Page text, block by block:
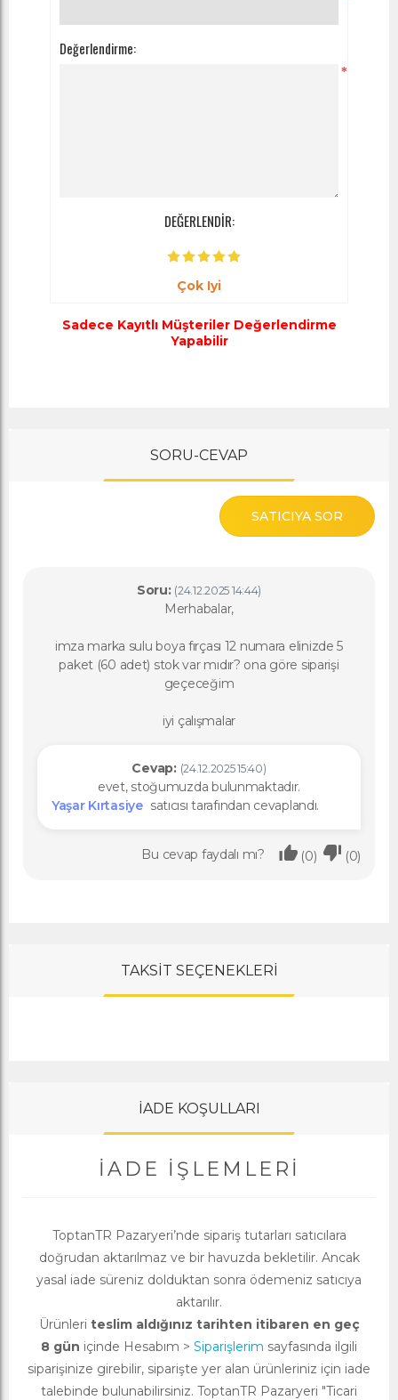
Değerlendirme:
*
DEĞERLENDİR:
Çok Iyi
Sadece Kayıtlı Müşteriler Değerlendirme
Yapabilir
SORU-CEVAP
SATICIYA SOR
Soru: (24.12.2025 14:44)
Merhabalar,
imza marka sulu boya fırçası 12 numara elinizde 5
paket (60 adet) stok var mıdır? ona göre siparişi
geçeceğim
iyi çalışmalar
Cevap: (24.12.2025 15:40)
evet, stoğumuzda bulunmaktadır.
Yaşar Kırtasiye satıcısı tarafından cevaplandı.
Bu cevap faydalı mı? (0) (0)
TAKSİT SEÇENEKLERİ
İADE KOŞULLARI
İADE İŞLEMLERI
ToptanTR Pazaryeri’nde sipariş tutarları satıcılara
doğrudan aktarılmaz ve bir havuzda bekletilir. Ancak
yasal iade süreniz dolduktan sonra ödemeniz satıcıya
aktarılır.
Ürünleri teslim aldığınız tarihten itibaren en geç
8 gün içinde Hesabım > Siparişlerim sayfasında ilgili
siparişinize girebilir, siparişte yer alan ürünleriniz için iade
talebinde bulunabilirsiniz. ToptanTR Pazaryeri "Ticari